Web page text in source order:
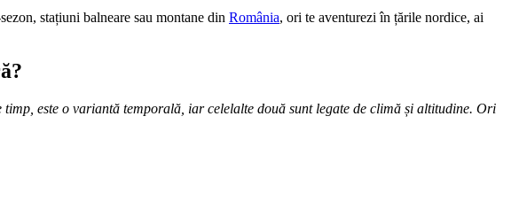
stațiuni balneare sau montane din România, ori te aventurezi în țările nordice, ai
este o variantă temporală, iar celelalte două sunt legate de climă și altitudine. Ori